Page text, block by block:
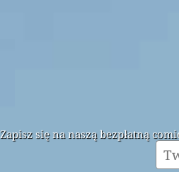
Zapisz się na naszą bezpłatną